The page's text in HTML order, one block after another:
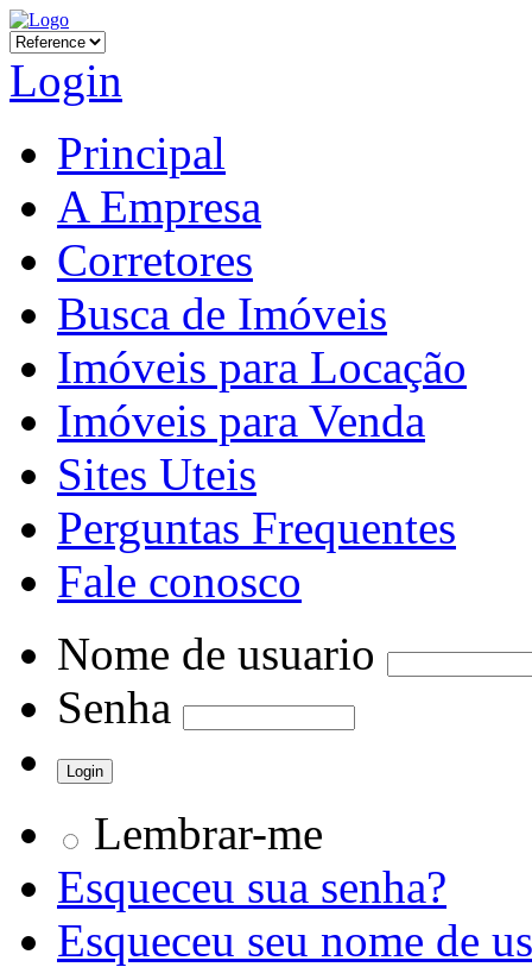
Login
Principal
A Empresa
Corretores
Busca de Imóveis
Imóveis para Locação
Imóveis para Venda
Sites Uteis
Perguntas Frequentes
Fale conosco
Nome de usuario
Senha
Lembrar-me
Esqueceu sua senha?
Esqueceu seu nome de